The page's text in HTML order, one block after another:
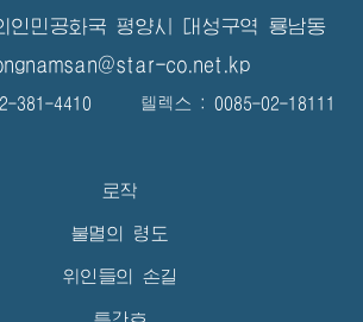
인민공화국 평양시 대성구역 룡남동
co.net.kp
381-4410 텔렉스 : 0085-02-18111
로작
불멸의 령도
위인들의 손길